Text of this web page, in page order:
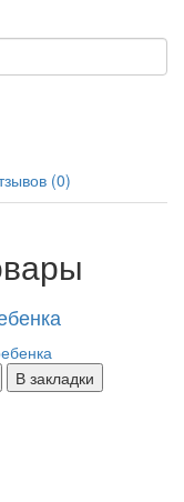
(0)
В закладки